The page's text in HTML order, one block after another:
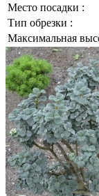
Место посадки :
Тип обрезки :
Максимальная